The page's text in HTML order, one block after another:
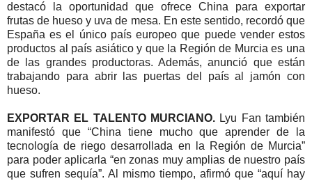
destacó la oportunidad que ofrece China para exportar
frutas de hueso y uva de mesa. En este sentido, recordó que
España es el único país europeo que puede vender estos
productos al país asiático y que la Región de Murcia es una
de las grandes productoras. Además, anunció que están
trabajando para abrir las puertas del país al jamón con
hueso.
EXPORTAR EL TALENTO MURCIANO. Lyu Fan también
manifestó que “China tiene mucho que aprender de la
tecnología de riego desarrollada en la Región de Murcia”
para poder aplicarla “en zonas muy amplias de nuestro país
que sufren sequía”. Al mismo tiempo, afirmó que “aquí hay